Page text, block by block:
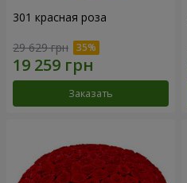
301 красная роза
29 629 грн
Заказать